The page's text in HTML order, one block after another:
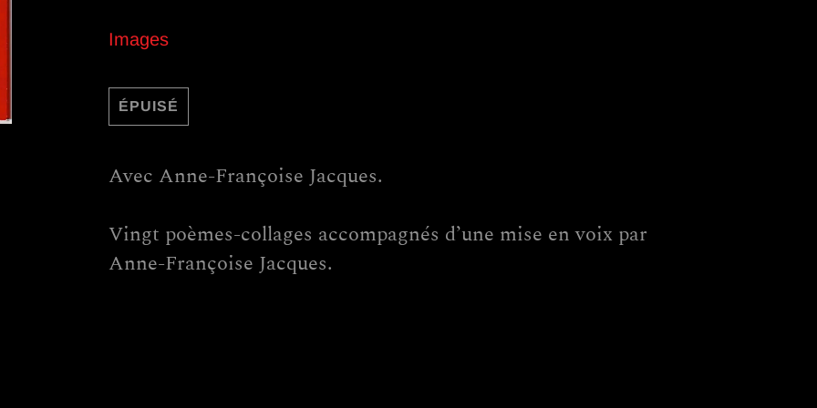
Images
ÉPUISÉ
Avec Anne-Françoise Jacques.
Vingt poèmes-collages accompagnés d’une mise en voix par
Anne-Françoise Jacques.